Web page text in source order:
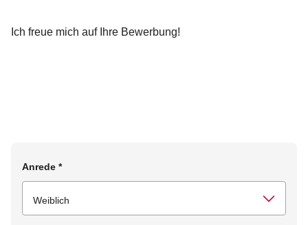
Ich freue mich auf Ihre Bewerbung!
Anrede *